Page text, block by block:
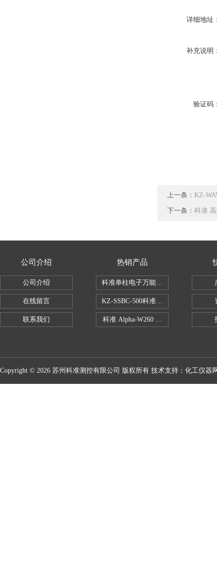
详细地址
补充说明
验证码
上一条： KZ-
下一条： 科准
公司介绍
公司介绍
在线留言
联系我们
热销产品
科准单柱电子万能拉力机KZ-SSBC-500
KZ-SSBC-500科准单柱电子万能试验
科准 Alpha-W260 半导体全自动推拉
Copyright © 2026 苏州科准测控有限公司 版权所有 技术支持： 化工仪器